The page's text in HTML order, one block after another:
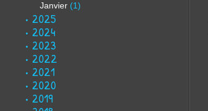
Janvier (1)
2025
2024
2023
2022
2021
2020
2019